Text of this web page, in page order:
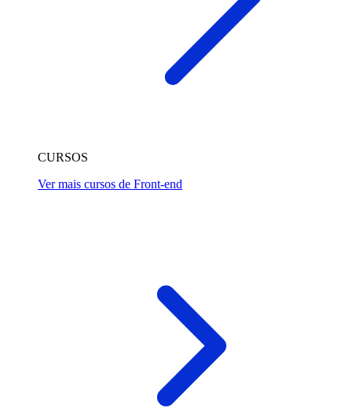
CURSOS
Ver mais cursos de Front-end